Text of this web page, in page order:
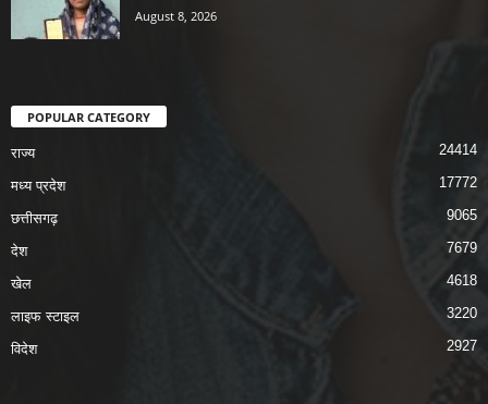
August 8, 2026
POPULAR CATEGORY
राज्य 24414
मध्य प्रदेश 17772
छत्तीसगढ़ 9065
देश 7679
खेल 4618
लाइफ स्टाइल 3220
विदेश 2927